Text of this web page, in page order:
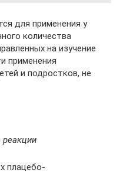
для применения у
количества
на изучение
применения
и подростков, не
реакции
плацебо-